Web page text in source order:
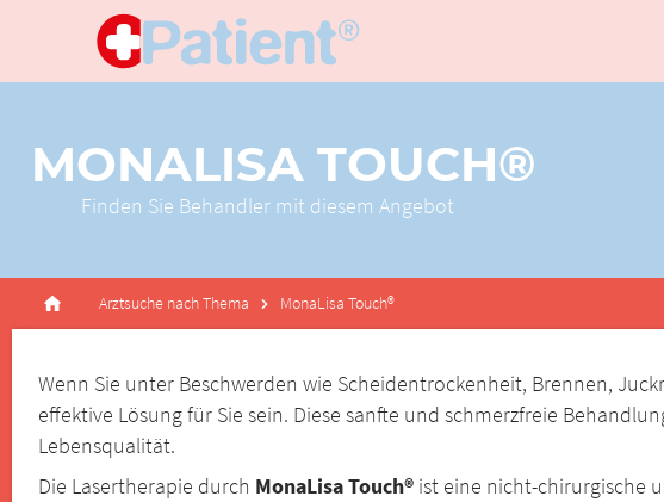
MONALISA TOUCH®
Finden Sie Behandler mit diesem Angebot
Arztsuche nach Thema MonaLisa Touch®
Wenn Sie unter Beschwerden wie Scheidentrockenheit, Brennen,
effektive Lösung für Sie sein. Diese sanfte und schmerzfreie
Lebensqualität.
Die Lasertherapie durch MonaLisa Touch® ist eine nicht-chirurgische